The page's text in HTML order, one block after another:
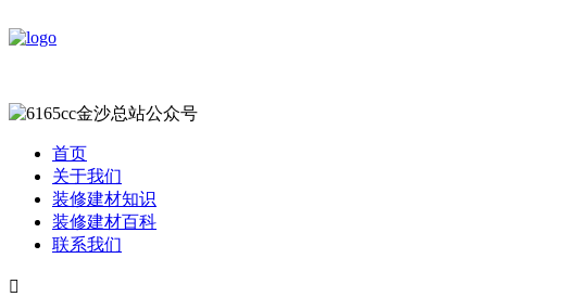
首页
关于我们
装修建材知识
装修建材百科
联系我们
